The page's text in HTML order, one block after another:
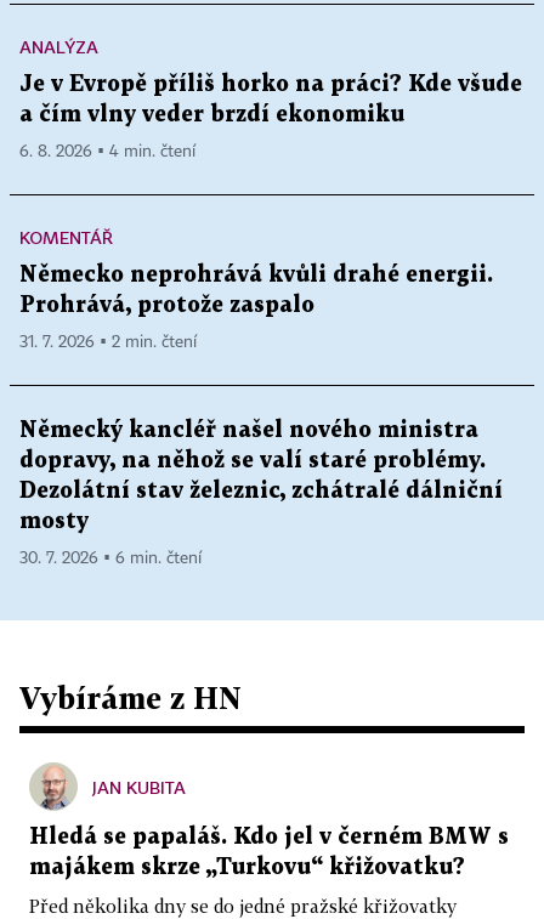
ANALÝZA
Je v Evropě příliš horko na práci? Kde všude
a čím vlny veder brzdí ekonomiku
6. 8. 2026 ▪ 4 min. čtení
KOMENTÁŘ
Německo neprohrává kvůli drahé energii.
Prohrává, protože zaspalo
31. 7. 2026 ▪ 2 min. čtení
Německý kancléř našel nového ministra
dopravy, na něhož se valí staré problémy.
Dezolátní stav železnic, zchátralé dálniční
mosty
30. 7. 2026 ▪ 6 min. čtení
Vybíráme z HN
JAN KUBITA
Hledá se papaláš. Kdo jel v černém BMW s
majákem skrze „Turkovu“ křižovatku?
Před několika dny se do jedné pražské křižovatky